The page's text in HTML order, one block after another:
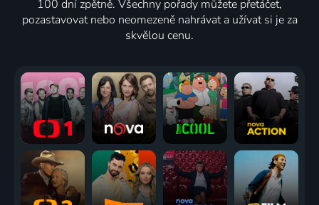
100 dní zpětně. Všechny pořady můžete přetáčet,
pozastavovat nebo neomezeně nahrávat a užívat si je za
skvělou cenu.